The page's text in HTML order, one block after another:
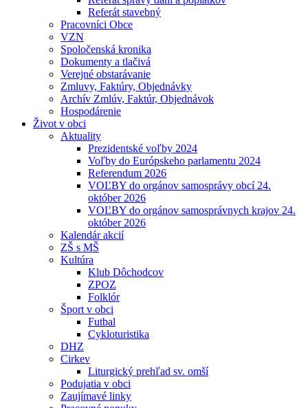
Referát stavebný
Pracovníci Obce
VZN
Spoločenská kronika
Dokumenty a tlačivá
Verejné obstarávanie
Zmluvy, Faktúry, Objednávky
Archív Zmlúv, Faktúr, Objednávok
Hospodárenie
Život v obci
Aktuality
Prezidentské voľby 2024
Voľby do Európskeho parlamentu 2024
Referendum 2026
VOĽBY do orgánov samosprávy obcí 24.
október 2026
VOĽBY do orgánov samosprávnych krajov 24.
október 2026
Kalendár akcií
ZŠ s MŠ
Kultúra
Klub Dôchodcov
ZPOZ
Folklór
Šport v obci
Futbal
Cykloturistika
DHZ
Cirkev
Liturgický prehľad sv. omší
Podujatia v obci
Zaujímavé linky